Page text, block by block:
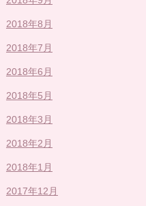
2018年8月
2018年7月
2018年6月
2018年5月
2018年3月
2018年2月
2018年1月
2017年12月